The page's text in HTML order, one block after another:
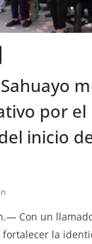
por el
inicio
Con un
fortalecer la